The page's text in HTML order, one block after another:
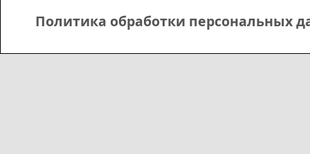
Политика обработки персональных